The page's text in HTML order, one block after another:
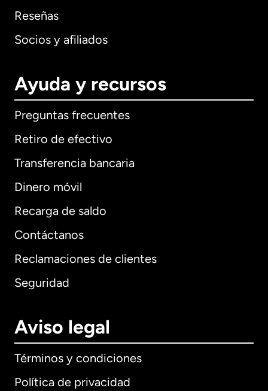
Reseñas
Socios y afiliados
Ayuda y recursos
Preguntas frecuentes
Retiro de efectivo
Transferencia bancaria
Dinero móvil
Recarga de saldo
Contáctanos
Reclamaciones de clientes
Seguridad
Aviso legal
Términos y condiciones
Política de privacidad